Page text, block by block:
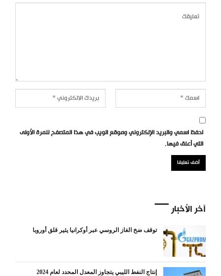
احفظ اسمي والبريد الإلكتروني وموقع الويب في هذا المتصفح للمرة الأولى
التي أعلق فيها.
آخر الأخبار
توقف ضخ الغاز الروسي عبر أوكرانيا يثير قلق أوروبا
إنتاج النفط الليبي يتجاوز المعدل المحدد لعام 2024